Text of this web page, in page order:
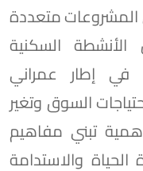
المشروعات متعددة
الأنشطة السكنية
في إطار عمراني
السوق وتغير
تبني مفاهيم
والاستدامة